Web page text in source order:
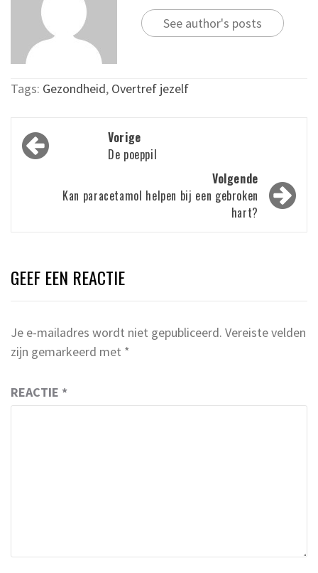
See author's posts
Tags: Gezondheid, Overtref jezelf
Bericht
navigatie
Vorige
De poeppil
Volgende
Kan paracetamol helpen bij een gebroken
hart?
GEEF EEN REACTIE
Je e-mailadres wordt niet gepubliceerd. Vereiste velden
zijn gemarkeerd met *
REACTIE *